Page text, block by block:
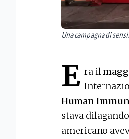
Una campagna di
E ra il
Human
stava
americano